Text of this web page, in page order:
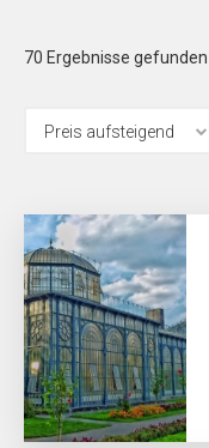
70 Ergebnisse gefunden